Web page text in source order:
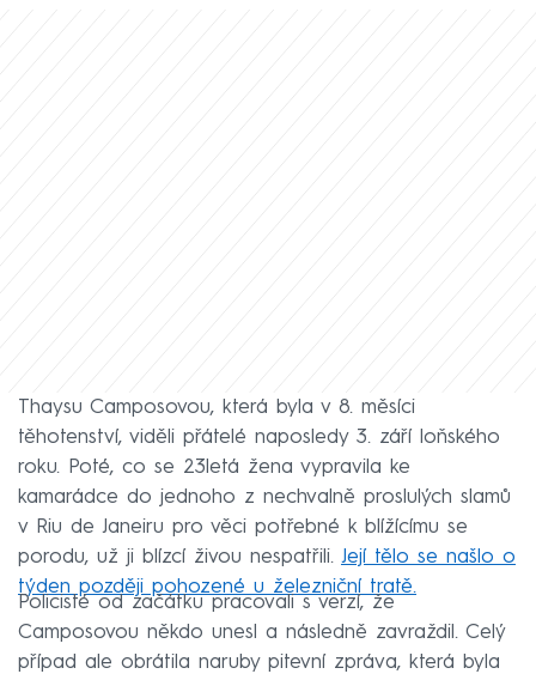
Thaysu Camposovou, která byla v 8. měsíci
těhotenství, viděli přátelé naposledy 3. září loňského
roku. Poté, co se 23letá žena vypravila ke
kamarádce do jednoho z nechvalně proslulých slamů
v Riu de Janeiru pro věci potřebné k blížícímu se
porodu, už ji blízcí živou nespatřili. Její tělo se našlo o
týden později pohozené u železniční tratě.
Policisté od začátku pracovali s verzí, že
Camposovou někdo unesl a následně zavraždil. Celý
případ ale obrátila naruby pitevní zpráva, která byla